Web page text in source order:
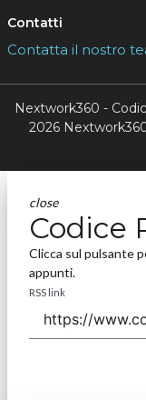
Contatti
Contatta il nostro
Nextwork360 -
2026
close
Codice
Clicca sul pulsante
appunti.
RSS link